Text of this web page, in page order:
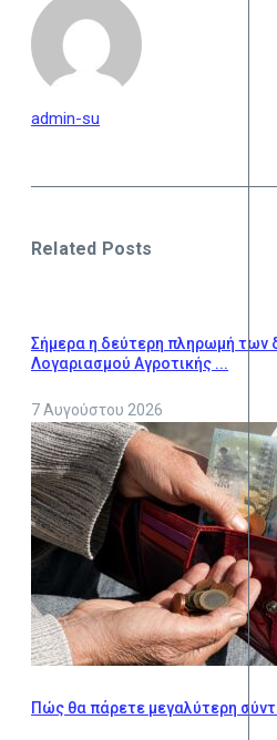
admin-su
Related Posts
Σήμερα η δεύτερη πληρωμή των
Λογαριασμού Αγροτικής ...
7 Αυγούστου 2026
Πώς θα πάρετε μεγαλύτερη